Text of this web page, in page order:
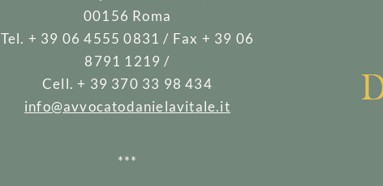
00156 Roma
Tel. + 39 06 4555 0831 / Fax + 39 06
8791 1219 /
Cell. + 39 370 33 98 434
info@avvocatodanielavitale.it
***